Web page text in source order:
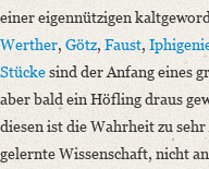
einer eigennützigen
Werther, Götz, Faust,
Stückesind der Anfang eines
aber bald ein Höfling draus
diesen ist die Wahrheit zu
gelernte Wissenschaft, nicht